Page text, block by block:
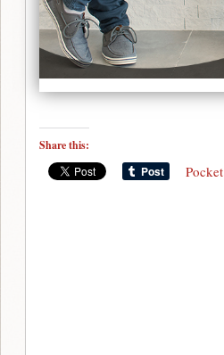
Share this:
Pocket